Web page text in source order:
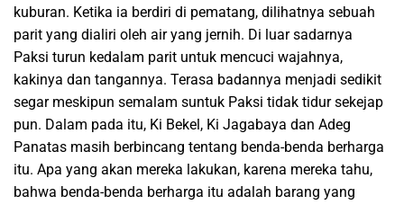
kuburan. Ketika ia berdiri di pematang, dilihatnya sebuah
parit yang dialiri oleh air yang jernih. Di luar sadarnya
Paksi turun kedalam parit untuk mencuci wajahnya,
kakinya dan tangannya. Terasa badannya menjadi sedikit
segar meskipun semalam suntuk Paksi tidak tidur sekejap
pun. Dalam pada itu, Ki Bekel, Ki Jagabaya dan Adeg
Panatas masih berbincang tentang benda-benda berharga
itu. Apa yang akan mereka lakukan, karena mereka tahu,
bahwa benda-benda berharga itu adalah barang yang